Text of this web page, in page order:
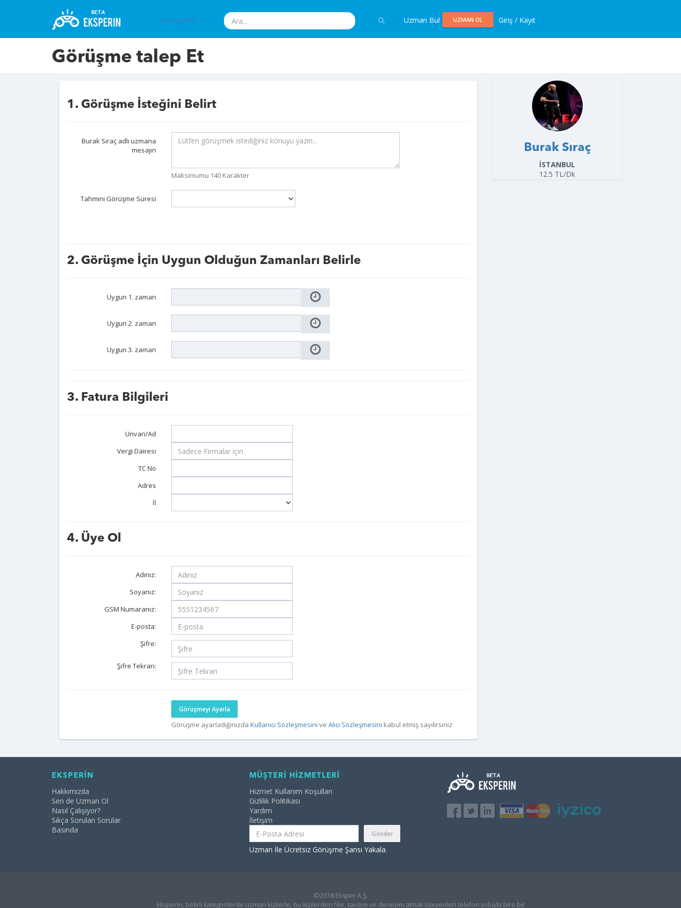
Kategoriler Uzman Bul UZMAN OL Giriş / Kayıt
Görüşme talep Et
1. Görüşme İsteğini Belirt
Burak Sıraç adlı uzmana
mesajın
Maksimumu 140 Karakter
Tahmini Görüşme Süresi
2. Görüşme İçin Uygun Olduğun Zamanları Belirle
Uygun 1. zaman
Uygun 2. zaman
Uygun 3. zaman
3. Fatura Bilgileri
Unvan/Ad
Vergi Dairesi
TC No
Adres
İl
4. Üye Ol
Adınız:
Soyanız:
GSM Numaranız:
E-posta:
Şifre:
Şifre Tekrarı:
Görüşmeyi Ayarla
Görüşme ayarladığınızdaKullanıcı SözleşmesiniveAlıcı Sözleşmesini kabul etmiş sayılırsınız
Burak Sıraç
İSTANBUL
12.5 TL/Dk
EKSPERİN
Hakkımızda
Sen de Uzman Ol
Nasıl Çalışıyor?
Sıkça Sorulan Sorular
Basında
MÜŞTERİ HİZMETLERİ
Hizmet Kullanım Koşulları
Gizlilik Politikası
Yardım
İletişim
Gönder
Uzman İle Ücretsiz Görüşme Şansı Yakala.
©2018 Eksper A.Ş.
Eksperin, belirli kategorilerde uzman kişilerle, bu kişilerden fikir, tavsiye ve deneyim almak isteyenleri telefon yoluyla bire bir